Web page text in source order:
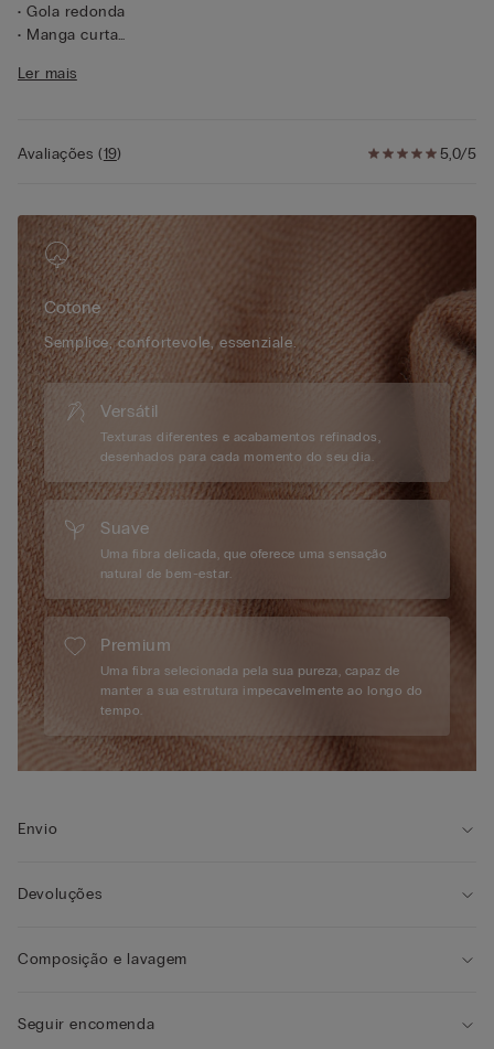
• Gola redonda
• Manga curta
• 100% algodão
Ler mais
5,0/5
Avaliações(19)
Cotone
Semplice, confortevole, essenziale.
Versátil
Texturas diferentes e acabamentos refinados,
desenhados para cada momento do seu dia.
Suave
Uma fibra delicada, que oferece uma sensação
natural de bem-estar.
Premium
Uma fibra selecionada pela sua pureza, capaz de
manter a sua estrutura impecavelmente ao longo do
tempo.
Envio
Devoluções
Composição e lavagem
Seguir encomenda